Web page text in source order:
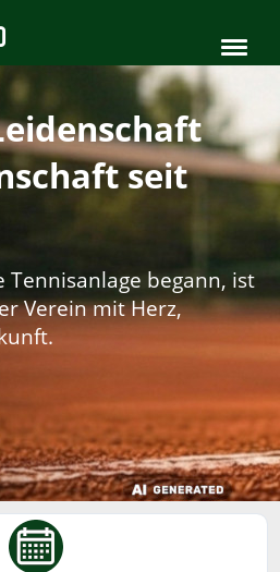
seit
Tennisanlage begann, ist
Verein mit Herz,